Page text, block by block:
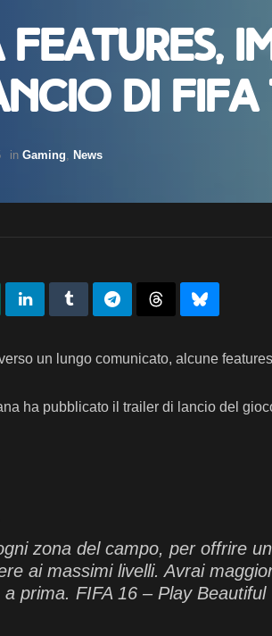
features,
di FIFA
in Gaming News
un lungo comunicato, alcune
ha pubblicato il trailer di lancio del
zona del campo, per offrire
ai massimi livelli. Avrai
prima. FIFA 16 – Play Beautiful